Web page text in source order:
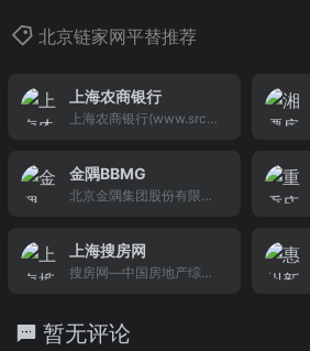
北京链家网平替推荐
上海农商银行
上海农商银行(www.srcb.
金隅BBMG
北京金隅集团股份有限公
上海搜房网
搜房网—中国房地产综合
写字楼、商铺、厂房等交
暂无评论